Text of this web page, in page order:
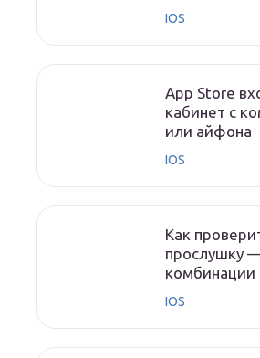
IOS
App Store
кабинет с
или айфона
IOS
Как
прослушку
комбинации
IOS